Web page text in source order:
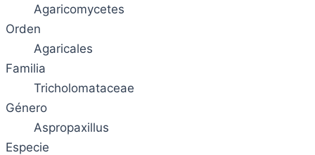
Agaricomycetes
Orden
Agaricales
Familia
Tricholomataceae
Género
Aspropaxillus
Especie